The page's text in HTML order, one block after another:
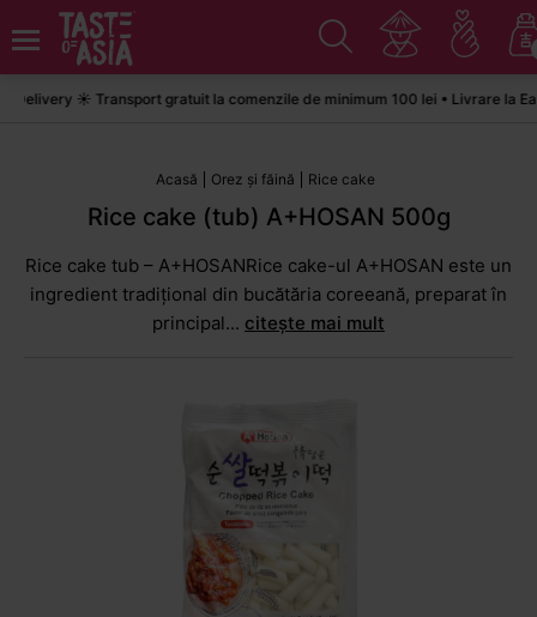
☀️ Transport gratuit la comenzile de minimum 100 lei • Livrare la
Acasă Orez și făină Rice cake
Rice cake (tub) A+HOSAN 500g
Rice cake tub – A+HOSANRice cake-ul A+HOSAN este un
ingredient tradițional din bucătăria coreeană, preparat în
principal... citește mai mult